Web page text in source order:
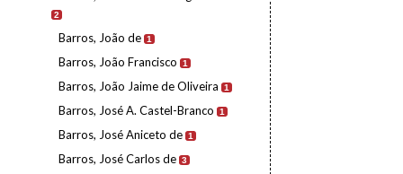
2
Barros, João de 1
Barros, João Francisco 1
Barros, João Jaime de Oliveira 1
Barros, José A. Castel-Branco 1
Barros, José Aniceto de 1
Barros, José Carlos de 3